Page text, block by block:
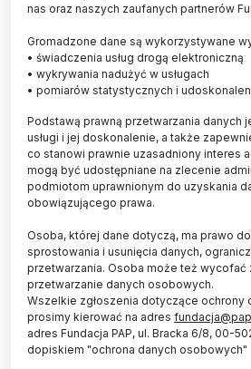
Wykryto olbrzymie
atmosferze Wenus
Odkryto wielkie pierścienie -
górnej części atmosfery
badania, uzyskane dzięki
obserwacji
Williama Herschela,
Planetary Science Journal”.
ŚWIAT 02.08.2026
Wenus jest
nas oraz naszych zaufanych partnerów
Gromadzone dane są wykorzystywane
• świadczenia usług drogą elektroniczną
• wykrywania nadużyć w usługach
• pomiarów statystycznych i
Podstawą prawną przetwarzania danych
usługi i jej doskonalenie, a także
co stanowi prawnie uzasadniony interes
mogą być udostępniane na zlecenie
podmiotom uprawnionym do uzyskania
obowiązującego prawa.
Osoba, której dane dotyczą, ma prawo
sprostowania i usunięcia danych,
przetwarzania. Osoba może też wycofać
przetwarzanie danych osobowych.
Wszelkie zgłoszenia dotyczące ochrony
prosimy kierować na adres
adres Fundacja PAP, ul. Bracka 6/8, 00-
dopiskiem "ochrona danych osobowych"